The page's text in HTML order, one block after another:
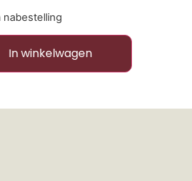
nabestelling
In winkelwagen